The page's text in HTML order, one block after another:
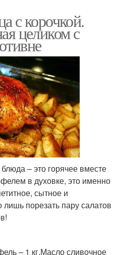
с корочкой.
целиком с
– это горячее вместе
в духовке, это именно
сытное и
порезать пару салатов
– 1 кг.Масло сливочное